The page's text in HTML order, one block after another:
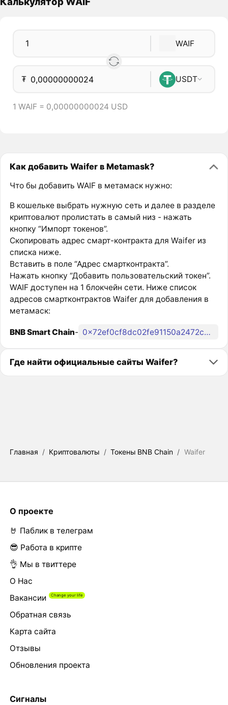
WAIF
₮ USDT
1 WAIF = 0,00000000024 USD
Как добавить Waifer в Metamask?
Что бы добавить WAIF в метамаск нужно:
В кошельке выбрать нужную сеть и далее в разделе
криптовалют пролистать в самый низ - нажать
кнопку “Импорт токенов”.
Скопировать адрес смарт-контракта для Waifer из
списка ниже.
Вставить в поле “Адрес смартконтракта”.
Нажать кнопку “Добавить пользовательский токен”.
WAIF доступен на 1 блокчейн сети. Ниже список
адресов смартконтрактов Waifer для добавления в
метамаск:
BNB Smart Chain- 0x72ef0cf8dc02fe91150a2472cc551de929e22fac
Где найти официальные сайты Waifer?
Главная / Криптовалюты / Токены BNB Chain / Waifer
О проекте
🤘 Паблик в телеграм
😎 Работа в крипте
👌 Мы в твиттере
О Нас
Вакансии
Обратная связь
Карта сайта
Отзывы
Обновления проекта
Сигналы